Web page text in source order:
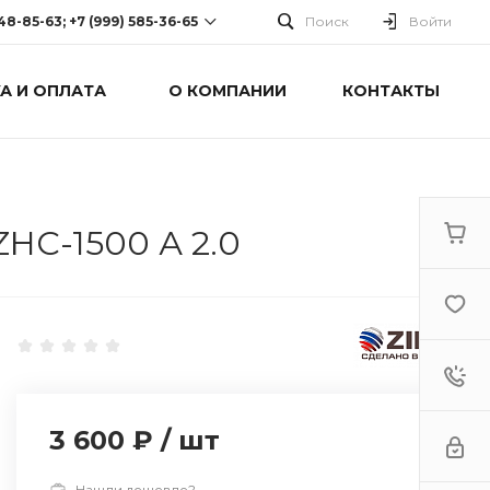
85-63; +7 (999) 585-36-65
63; +7 (999) 585-36-65
Поиск Войти
И ОПЛАТА О КОМПАНИИ КОНТАКТЫ
1500 А 2.0
3 600 ₽ / шт